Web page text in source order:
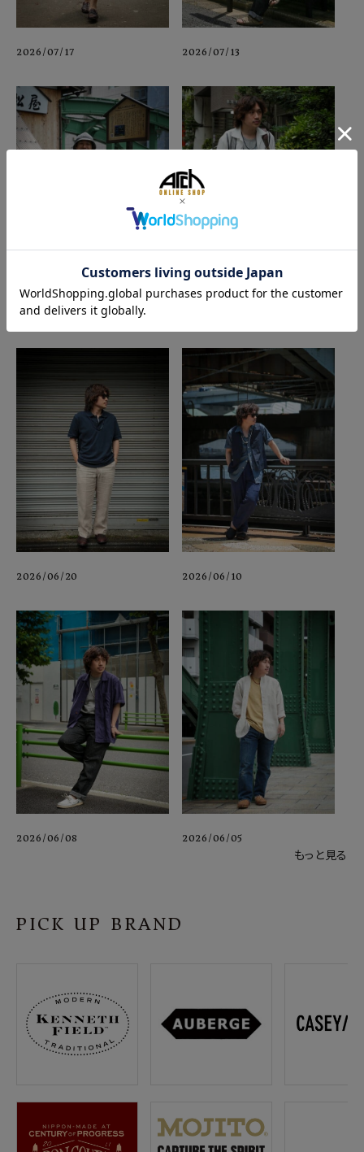
2026/07/17 2026/07/13
2026/07/04
2026/06/20 2026/06/10
2026/06/08 2026/06/05
もっと見る
PICK UP BRAND